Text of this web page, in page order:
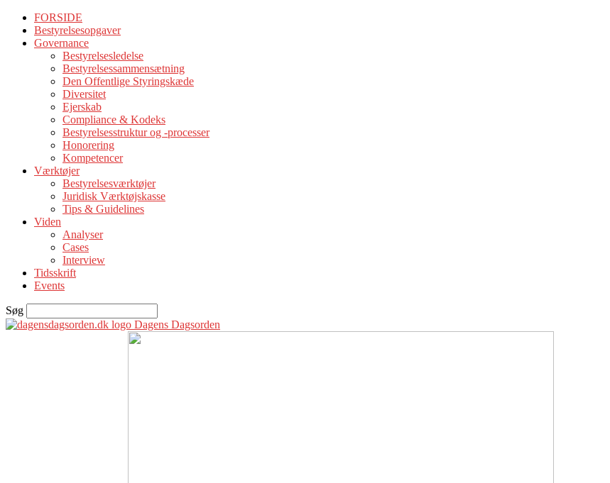
FORSIDE
Bestyrelsesopgaver
Governance
Bestyrelsesledelse
Bestyrelsessammensætning
Den Offentlige Styringskæde
Diversitet
Ejerskab
Compliance & Kodeks
Bestyrelsesstruktur og -processer
Honorering
Kompetencer
Værktøjer
Bestyrelsesværktøjer
Juridisk Værktøjskasse
Tips & Guidelines
Viden
Analyser
Cases
Interview
Tidsskrift
Events
Søg
Dagens Dagsorden